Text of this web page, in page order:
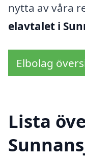
nytta av våra
elavtalet i
Elbolag
Lista